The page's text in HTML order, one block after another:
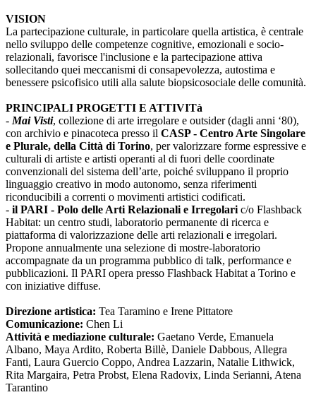
VISION
La partecipazione culturale, in particolare quella artistica, è centrale
nello sviluppo delle competenze cognitive, emozionali e socio-
relazionali, favorisce l'inclusione e la partecipazione attiva
sollecitando quei meccanismi di consapevolezza, autostima e
benessere psicofisico utili alla salute biopsicosociale delle comunità.
PRINCIPALI PROGETTI E ATTIVITà
- Mai Visti, collezione di arte irregolare e outsider (dagli anni ‘80),
con archivio e pinacoteca presso il CASP - Centro Arte Singolare
e Plurale, della Città di Torino, per valorizzare forme espressive e
culturali di artiste e artisti operanti al di fuori delle coordinate
convenzionali del sistema dell’arte, poiché sviluppano il proprio
linguaggio creativo in modo autonomo, senza riferimenti
riconducibili a correnti o movimenti artistici codificati.
- il PARI - Polo delle Arti Relazionali e Irregolari c/o Flashback
Habitat: un centro studi, laboratorio permanente di ricerca e
piattaforma di valorizzazione delle arti relazionali e irregolari.
Propone annualmente una selezione di mostre-laboratorio
accompagnate da un programma pubblico di talk, performance e
pubblicazioni. Il PARI opera presso Flashback Habitat a Torino e
con iniziative diffuse.
Direzione artistica: Tea Taramino e Irene Pittatore
Comunicazione: Chen Li
Attività e mediazione culturale: Gaetano Verde, Emanuela
Albano, Maya Ardito, Roberta Billè, Daniele Dabbous, Allegra
Fanti, Laura Guercio Coppo, Andrea Lazzarin, Natalie Lithwick,
Rita Margaira, Petra Probst, Elena Radovix, Linda Serianni, Atena
Tarantino